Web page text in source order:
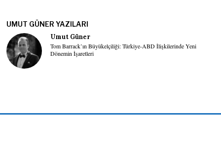
UMUT GÜNER YAZILARI
Umut Güner
Tom Barrack’ın Büyükelçiliği: Türkiye-ABD İlişkilerinde Yeni
Dönemin İşaretleri